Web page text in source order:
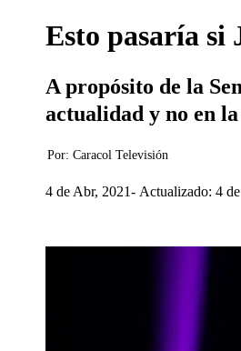
Esto pasaría si
A propósito de la
actualidad y no en
Por: Caracol Televisión
4 de Abr, 2021 Actualizado: 4